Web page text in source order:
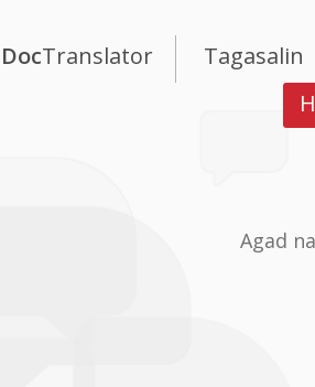
DocTranslator Tagasalin
Agad